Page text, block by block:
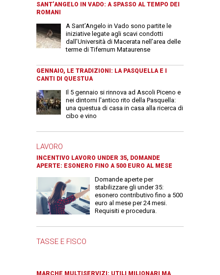
SANT’ANGELO IN VADO: A SPASSO AL TEMPO DEI
ROMANI
A Sant’Angelo in Vado sono partite le
iniziative legate agli scavi condotti
dall’Università di Macerata nell’area delle
terme di Tifernum Mataurense
GENNAIO, LE TRADIZIONI: LA PASQUELLA E I
CANTI DI QUESTUA
Il 5 gennaio si rinnova ad Ascoli Piceno e
nei dintorni l'antico rito della Pasquella:
una questua di casa in casa alla ricerca di
cibo e vino
LAVORO
INCENTIVO LAVORO UNDER 35, DOMANDE
APERTE: ESONERO FINO A 500 EURO AL MESE
Domande aperte per
stabilizzare gli under 35:
esonero contributivo fino a 500
euro al mese per 24 mesi.
Requisiti e procedura.
TASSE E FISCO